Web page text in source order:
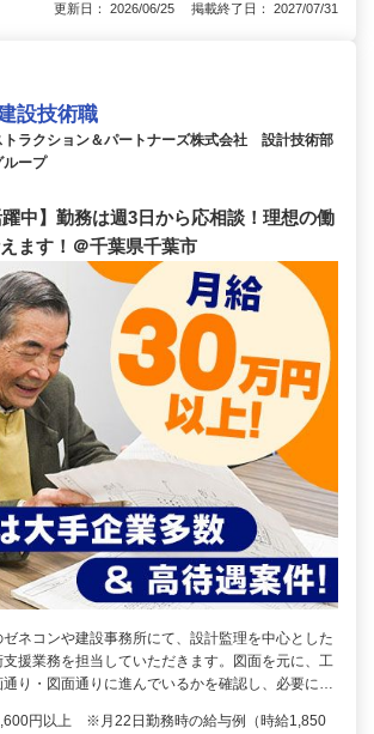
更新日： 2026/06/25 掲載終了日： 2027/07/31
設技術職
トラクション＆パートナーズ株式会社 設計技術部
ープ
躍中】勤務は週3日から応相談！理想の働
ます！＠千葉県千葉市
ネコンや建設事務所にて、設計監理を中心とした
支援業務を担当していただきます。図面を元に、工
通り・図面通りに進んでいるかを確認し、必要に…
円以上 ※月22日勤務時の給与例（時給1,850